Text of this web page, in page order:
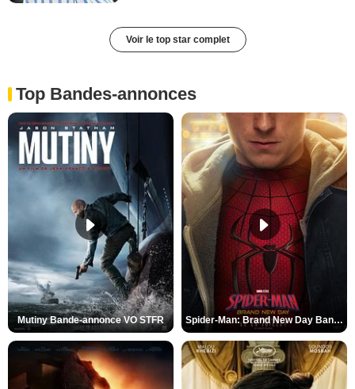
Voir le top star complet
Top Bandes-annonces
Mutiny Bande-annonce VO STFR Spider-Man: Brand New Day Bande-annonce VO STFR